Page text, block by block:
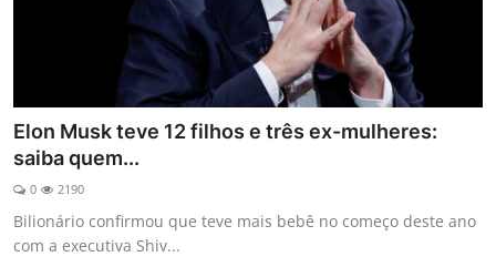
Elon Musk teve 12 filhos e três ex-mulheres:
saiba quem...
0 2190
Bilionário confirmou que teve mais bebê no começo deste ano
com a executiva Shiv...